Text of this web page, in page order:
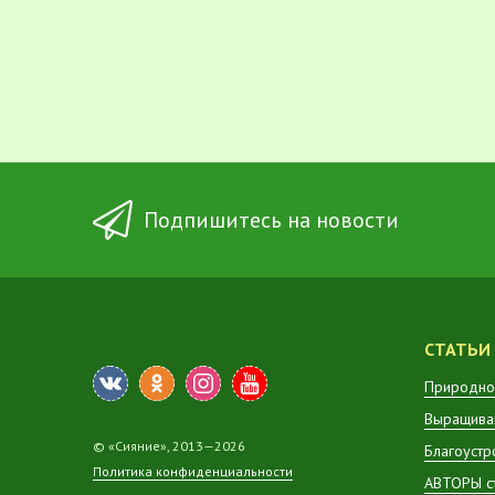
Подпишитесь на новости
© «Сияние», 2013—2026
Политика конфиденциальности
СТАТЬИ
АВТОРЫ